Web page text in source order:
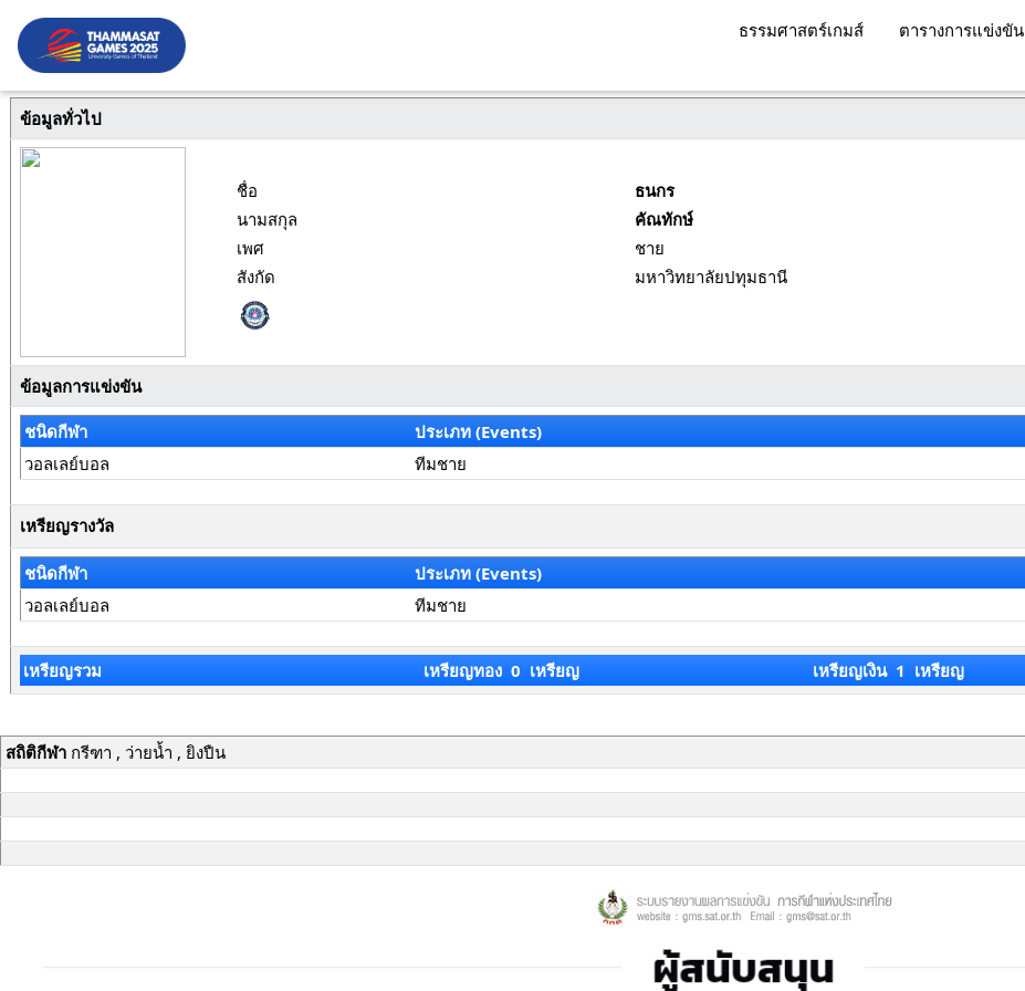
ธรรมศาสตร์เกมส์ ตารางการแข่งขัน
ข้อมูลทั่วไป
ชื่อ
ธนกร
นามสกุล
คัณทักษ์
เพศ
ชาย
สังกัด
มหาวิทยาลัยปทุมธานี
ข้อมูลการแข่งขัน
ชนิดกีฬา
ประเภท (Events)
วอลเลย์บอล
ทีมชาย
เหรียญรางวัล
ชนิดกีฬา ประเภท (Events)
วอลเลย์บอล
ทีมชาย
เหรียญรวม เหรียญทอง 0 เหรียญ เหรียญเงิน 1 เหรียญ
สถิติกีฬากรีฑา , ว่ายน้ำ , ยิงปืน